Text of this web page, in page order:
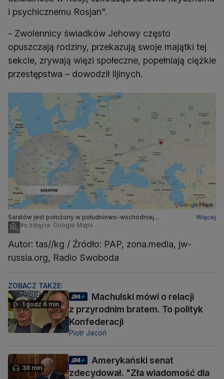
i psychicznemu Rosjan".
- Zwolennicy świadków Jehowy często
opuszczają rodziny, przekazują swoje majątki tej
sekcie, zrywają więzi społeczne, popełniają ciężkie
przestępstwa – dowodził Iljinych.
Saratów jest położony w południowo-wschodniej
europejskiej części Rosji
Więcej
Źródło zdjęcia: Google Maps
Autor: tas//kg / Źródło: PAP, zona.media, jw-
russia.org, Radio Swoboda
ZOBACZ TAKŻE:
1 godz 6 min
Machulski mówi o relacji
z przyrodnim bratem. To polityk
Konfederacji
Piotr Jacoń
38 min
Amerykański senat
zdecydował. "Zła wiadomość dla